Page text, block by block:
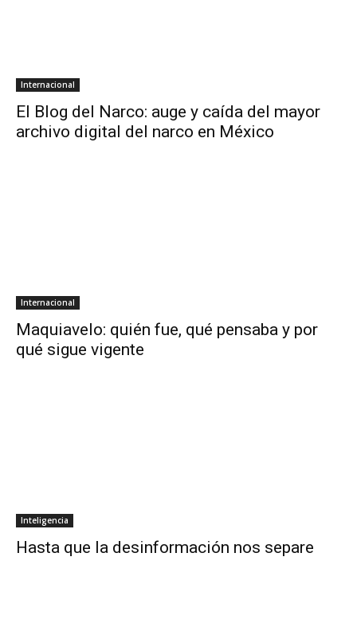
Internacional
El Blog del Narco: auge y caída del mayor
archivo digital del narco en México
Internacional
Maquiavelo: quién fue, qué pensaba y por
qué sigue vigente
Inteligencia
Hasta que la desinformación nos separe